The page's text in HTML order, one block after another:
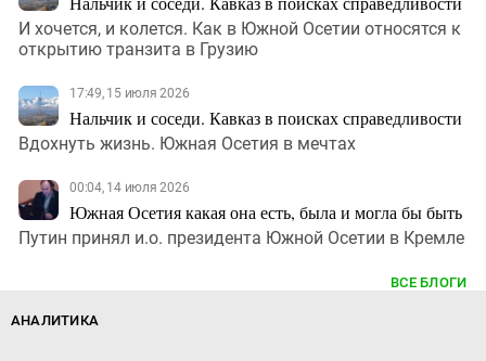
И хочется, и колется. Как в Южной Осетии относятся к
открытию транзита в Грузию
17:49, 15 июля 2026
Нальчик и соседи. Кавказ в поисках справедливости
Вдохнуть жизнь. Южная Осетия в мечтах
00:04, 14 июля 2026
Южная Осетия какая она есть, была и могла бы быть
Путин принял и.о. президента Южной Осетии в Кремле
ВСЕ БЛОГИ
АНАЛИТИКА